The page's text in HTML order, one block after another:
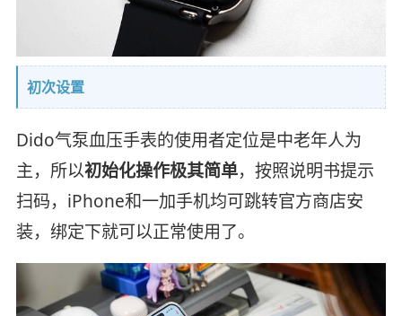
初次设置
Dido气泵血压手表的使用者定位是中老年人为
主，所以初始化操作极其简单，按照说明书提示
扫码，iPhone和一加手机均可跳转官方商店安
装，绑定下就可以正常使用了。